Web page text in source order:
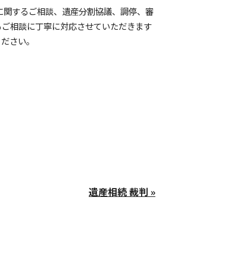
関するご相談、遺産分割協議、調停、審
相談に丁寧に対応させていただきます
さい。
遺産相続 裁判 »